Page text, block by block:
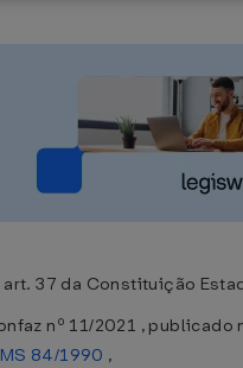
37 da Constituição
nº 11/2021 ,
84/1990 ,